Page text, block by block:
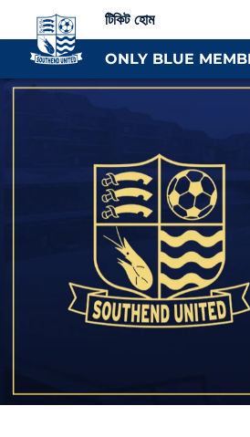
টিকিট হোম
ONLY BLUE